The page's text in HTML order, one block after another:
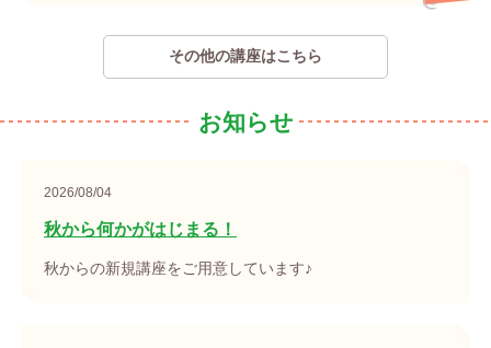
その他の講座はこちら
お知らせ
2026/08/04
秋から何かがはじまる！
秋からの新規講座をご用意しています♪